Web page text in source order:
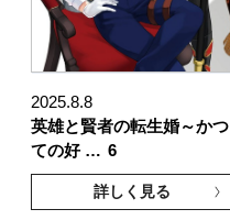
2025.8.8
英雄と賢者の転生婚～かつ
ての好 … 6
詳しく見る